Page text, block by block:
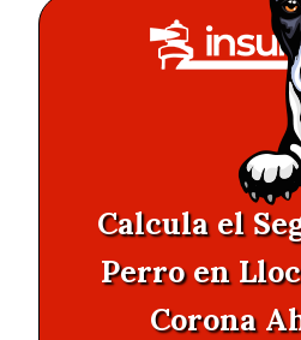
Calcula el
Perro en
Corona